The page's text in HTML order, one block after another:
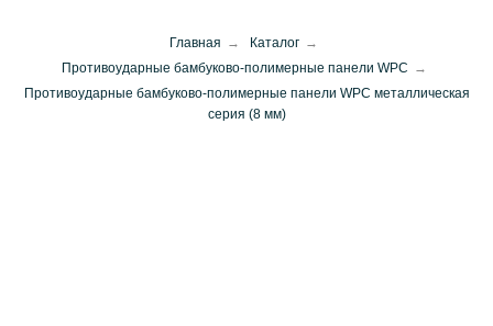
Главная → Каталог →
Противоударные бамбуково-полимерные панели WPC →
Противоударные бамбуково-полимерные панели WPC металлическая
серия (8 мм)